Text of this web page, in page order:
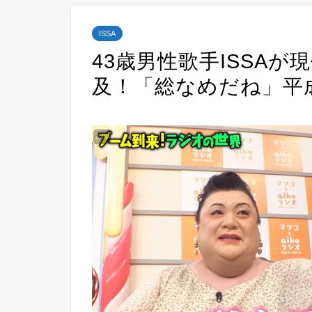
ISSA
43歳男性歌手ISSAが
及！「総なめだね」平